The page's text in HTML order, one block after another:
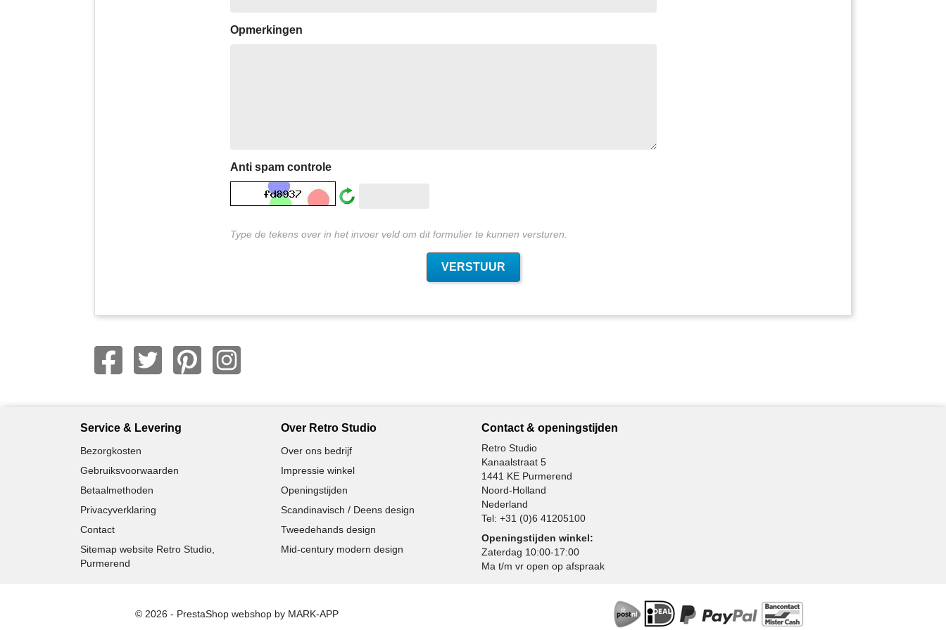
Opmerkingen
Anti spam controle
Type de tekens over in het invoer veld om dit formulier te kunnen versturen.
Service & Levering
Bezorgkosten
Gebruiksvoorwaarden
Betaalmethoden
Privacyverklaring
Contact
Sitemap website Retro Studio,
Purmerend
Over Retro Studio
Over ons bedrijf
Impressie winkel
Openingstijden
Scandinavisch / Deens design
Tweedehands design
Mid-century modern design
Contact & openingstijden
Retro Studio
Kanaalstraat 5
1441 KE Purmerend
Noord-Holland
Nederland
Tel: +31 (0)6 41205100
Openingstijden winkel:
Zaterdag 10:00-17:00
Ma t/m vr open op afspraak
© 2026 - PrestaShop webshop by MARK-APP